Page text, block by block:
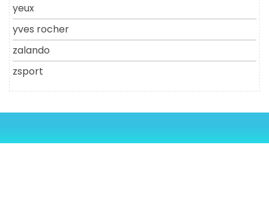
yeux
yves rocher
zalando
zsport